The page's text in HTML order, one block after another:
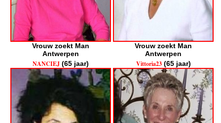
Vrouw zoekt Man
Antwerpen
Vrouw zoekt Man
Antwerpen
NANCIEJ (65 jaar) Vittoria23(65 jaar)